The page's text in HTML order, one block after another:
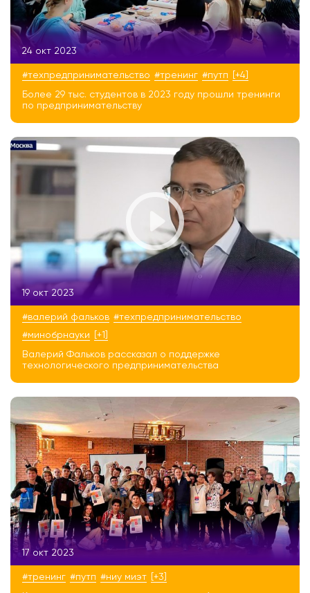
24 окт 2023
#техпредпринимательство #тренинг #путп
[+4]
Более 29 тыс. студентов в 2023 году прошли тренинги
по предпринимательству
19 окт 2023
#валерий фальков #техпредпринимательство
#минобрнауки
[+1]
Валерий Фальков рассказал о поддержке
технологического предпринимательства
17 окт 2023
#тренинг #путп #ниу миэт
[+3]